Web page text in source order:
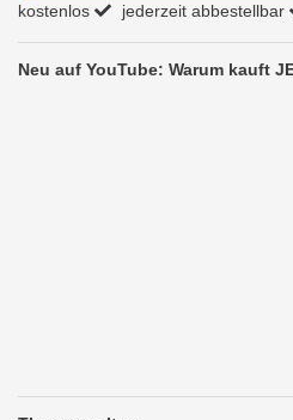
kostenlos jederzeit abbestellbar
Neu auf YouTube: Warum kauft